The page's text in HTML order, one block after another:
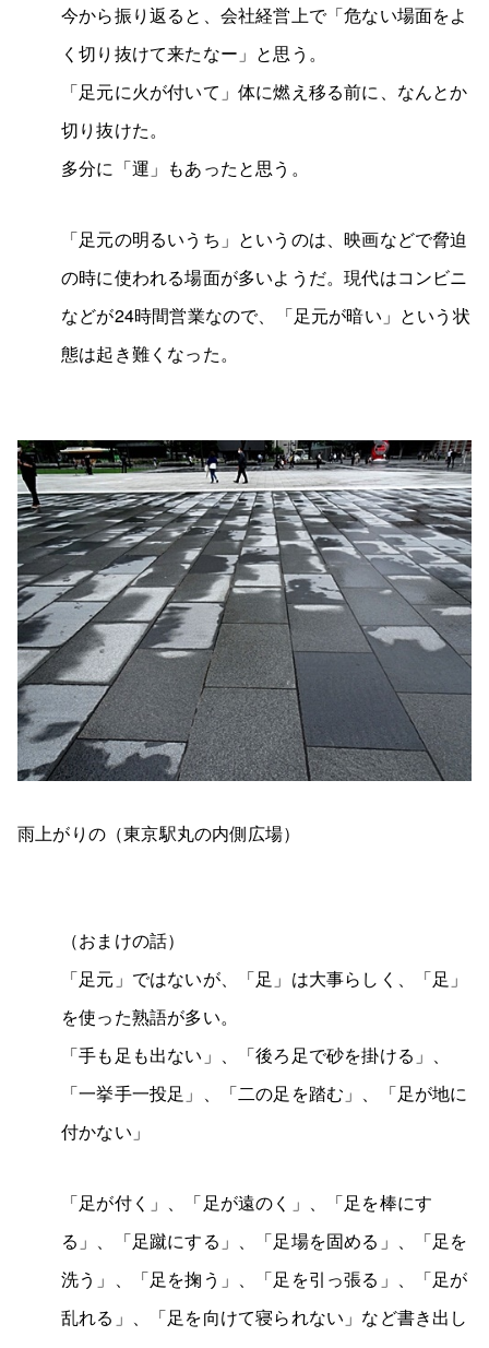
今から振り返ると、会社経営上で「危ない場面をよ
く切り抜けて来たなー」と思う。
「足元に火が付いて」体に燃え移る前に、なんとか
切り抜けた。
多分に「運」もあったと思う。
「足元の明るいうち」というのは、映画などで脅迫
の時に使われる場面が多いようだ。現代はコンビニ
などが24時間営業なので、「足元が暗い」という状
態は起き難くなった。
雨上がりの（東京駅丸の内側広場）
（おまけの話）
「足元」ではないが、「足」は大事らしく、「足」
を使った熟語が多い。
「手も足も出ない」、「後ろ足で砂を掛ける」、
「一挙手一投足」、「二の足を踏む」、「足が地に
付かない」
「足が付く」、「足が遠のく」、「足を棒にす
る」、「足蹴にする」、「足場を固める」、「足を
洗う」、「足を掬う」、「足を引っ張る」、「足が
乱れる」、「足を向けて寝られない」など書き出し